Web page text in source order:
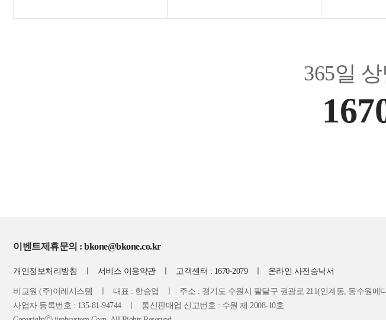
365일
이벤트제휴문의 : bkone@bkone.co.kr
개인정보처리방침 서비스 이용약관ㅣ 고객센터 : 1670-2079ㅣ 온라인 사전승낙서
비교원 (주)이레시스템 ㅣ 대표 : 한승엽 ㅣ 주소 : 경기도 수원시 팔달구 권광로 211(인계동, 동수원메
사업자 등록번호 : 135-81-94744 ㅣ 통신판매업 신고번호 : 수원 제 2008-10호